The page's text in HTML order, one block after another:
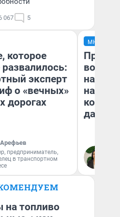
067 5
которое
эксперт
о «вечных»
дорогах
предприниматель,
в транспортном
МНЕНИЕ
нам
даже
на топливо